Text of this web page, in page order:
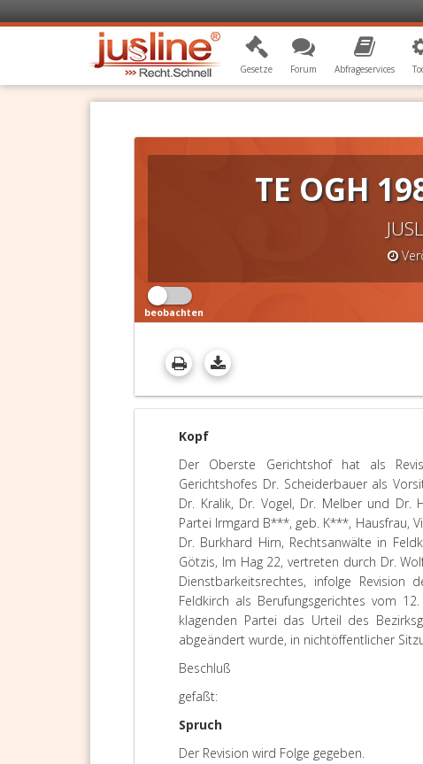
Gesetze Forum Abfrageservices
TE OGH
beobachten
Kopf
Der Oberste Gerichtshof hat als
Gerichtshofes Dr. Scheiderbauer als
Dr. Kralik, Dr. Vogel, Dr. Melber und Dr.
Partei Irmgard B***, geb. K***, Hausfrau,
Dr. Burkhard Hirn, Rechtsanwälte in
Götzis, Im Hag 22, vertreten durch Dr.
Dienstbarkeitsrechtes, infolge
Feldkirch als Berufungsgerichtes vom
klagenden Partei das Urteil des
abgeändert wurde, in nichtöffentlicher
Beschluß
gefaßt:
Spruch
Der Revision wird Folge gegeben.